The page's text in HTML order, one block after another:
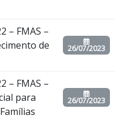
– FMAS –
de
26/07/2023
– FMAS –
para
26/07/2023